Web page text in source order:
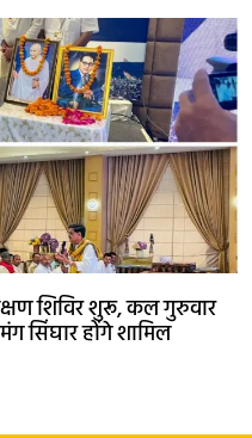
शिविर शुरू, कल गुरुवार
सिंघार होंगे शामिल